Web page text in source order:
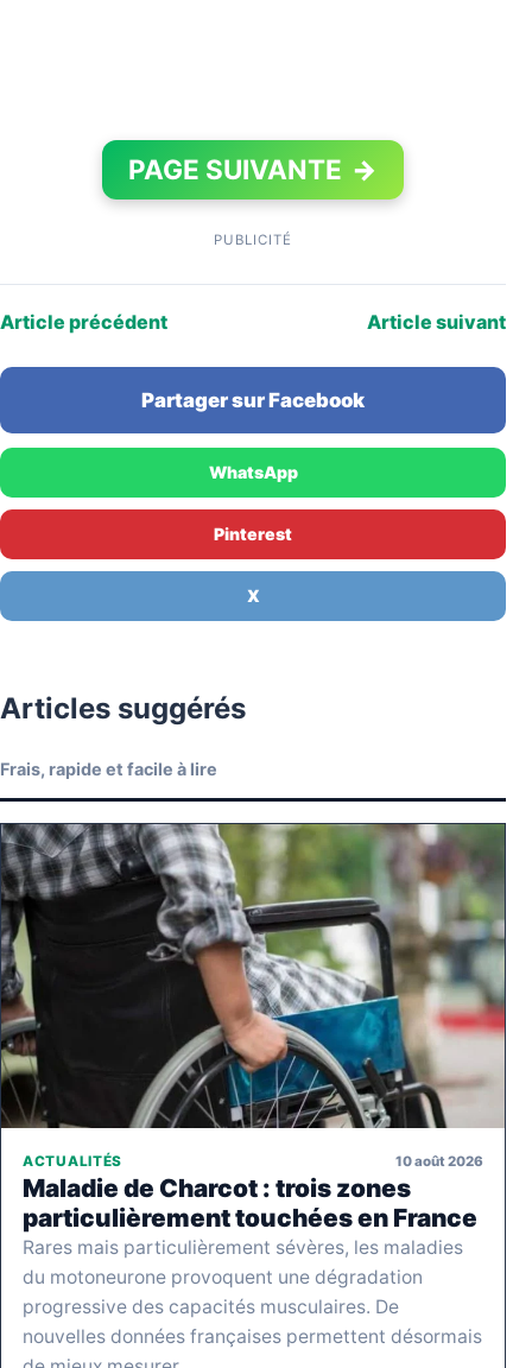
PAGE SUIVANTE →
PUBLICITÉ
Article précédent Article suivant
Partager sur Facebook
WhatsApp
Pinterest
X
Articles suggérés
Frais, rapide et facile à lire
ACTUALITÉS 10 août 2026
Maladie de Charcot : trois zones
particulièrement touchées en France
Rares mais particulièrement sévères, les maladies
du motoneurone provoquent une dégradation
progressive des capacités musculaires. De
nouvelles données françaises permettent désormais